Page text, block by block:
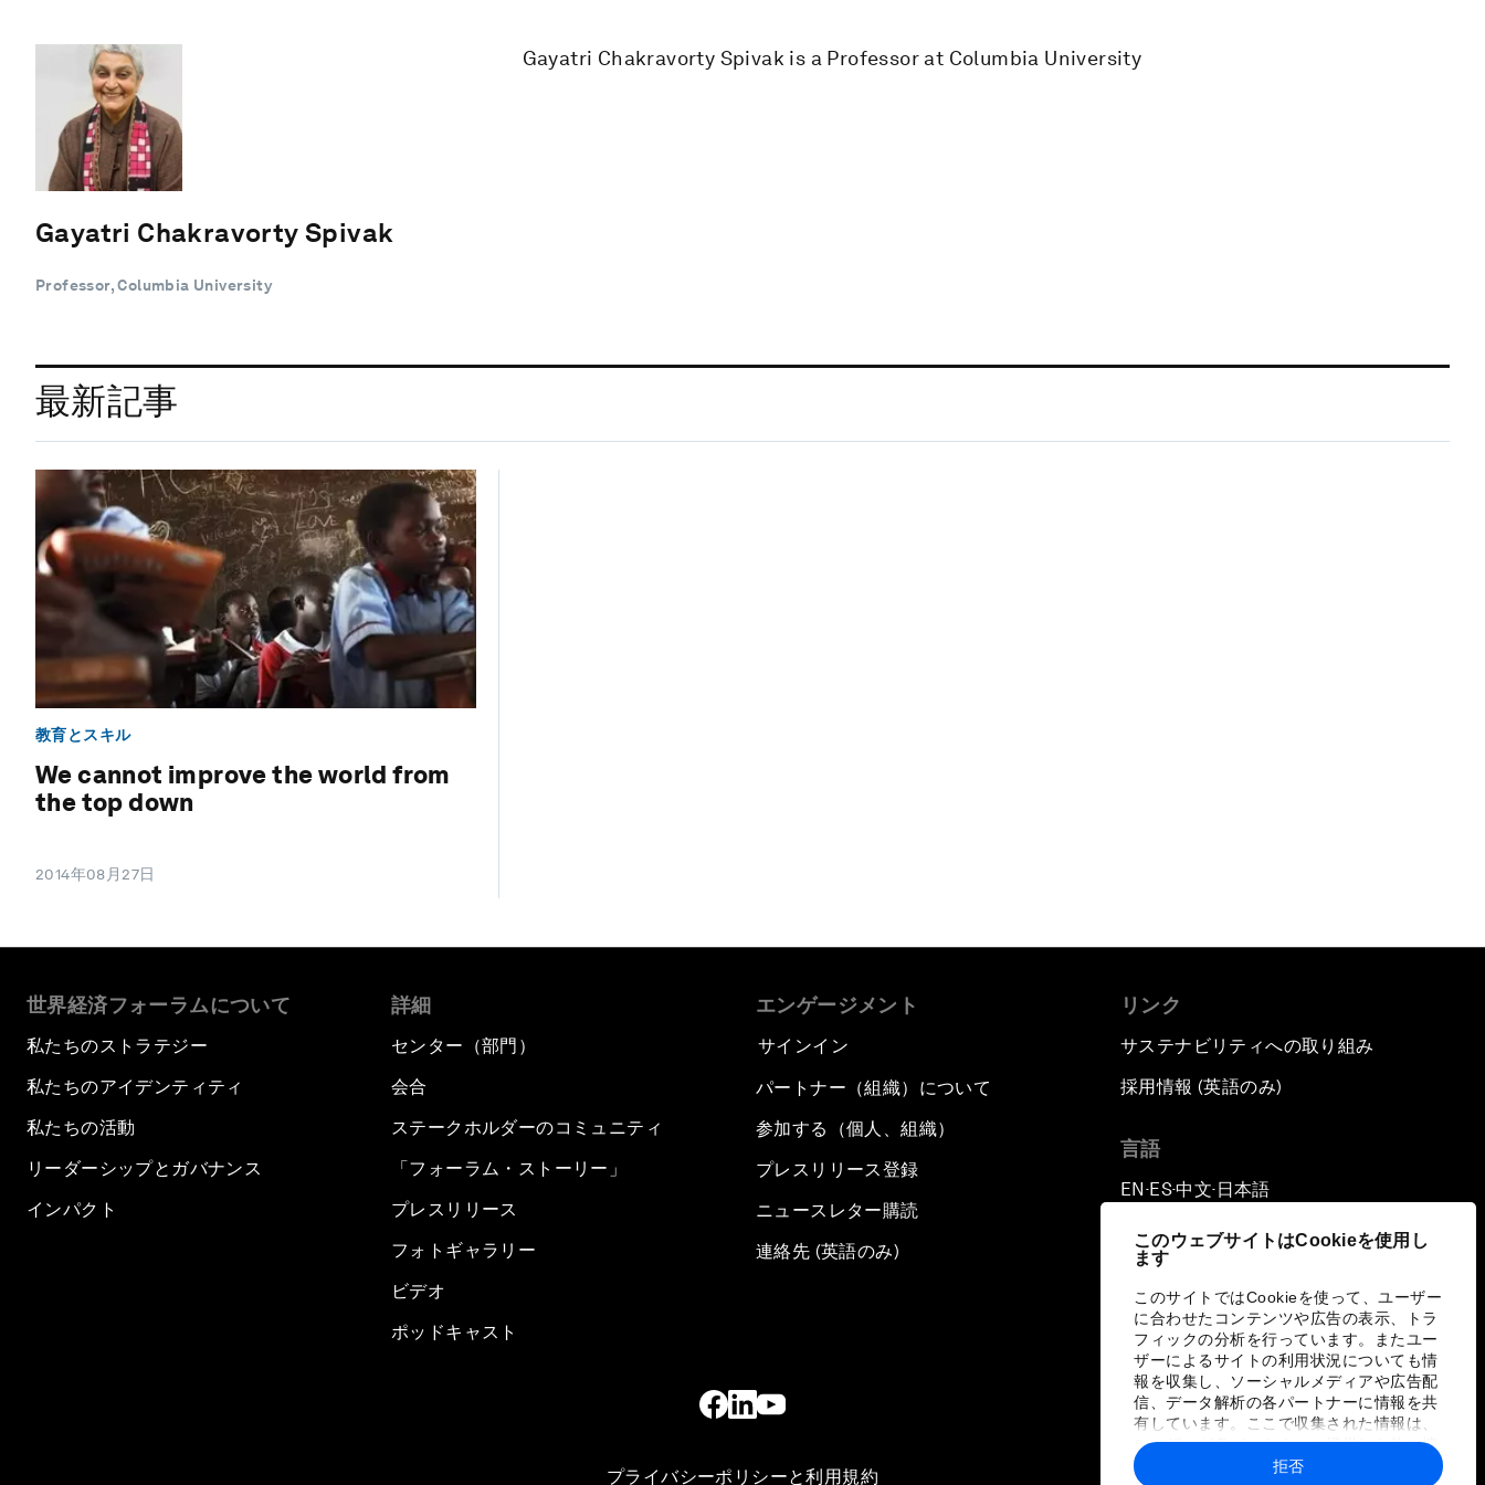
このウェブサイトはCookieを使用し
ます
このサイトではCookieを使って、ユーザー
に合わせたコンテンツや広告の表示、トラ
フィックの分析を行っています。またユー
ザーによるサイトの利用状況についても情
報を収集し、ソーシャルメディアや広告配
信、データ解析の各パートナーに情報を共
有しています。ここで収集された情報は、
ユーザーが各パートナーに提供した他の情
報や各パートナーのサービスを使用した際
拒否
Gayatri Chakravorty Spivak
Professor, Columbia University
Gayatri Chakravorty Spivak is a Professor at Columbia University
最新記事
教育とスキル
We cannot improve the world from
the top down
2014年08月27日
世界経済フォーラムについて
私たちのストラテジー
私たちのアイデンティティ
私たちの活動
リーダーシップとガバナンス
インパクト
詳細
センター（部門）
会合
ステークホルダーのコミュニティ
「フォーラム・ストーリー」
プレスリリース
フォトギャラリー
ビデオ
ポッドキャスト
エンゲージメント
サインイン
パートナー（組織）について
参加する（個人、組織）
プレスリリース登録
ニュースレター購読
連絡先 (英語のみ)
リンク
サステナビリティへの取り組み
採用情報 (英語のみ)
言語
EN ▪ ES▪中文▪ 日本語
プライバシーポリシーと利用規約